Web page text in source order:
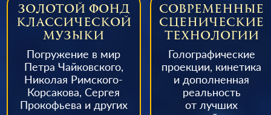
ЗОЛОТОЙ ФОНД
КЛАССИЧЕСКОЙ
МУЗЫКИ
Погружение в мир
Петра Чайковского,
Николая Римского-
Корсакова, Сергея
Прокофьева и других
СОВРЕМЕННЫЕ
СЦЕНИЧЕСКИЕ
ТЕХНОЛОГИИ
Голографические
проекции, кинетика
и дополненная
реальность
от лучших